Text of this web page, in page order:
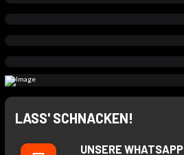
LASS' SCHNACKEN!
UNSERE WHATSAPP